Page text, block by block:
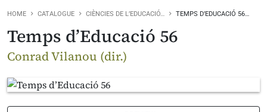
HOME CATALOGUE CIÈNCIES DE L’EDUCACIÓ… TEMPS D’EDUCACIÓ 56…
Temps d’Educació 56
Conrad Vilanou (dir.)